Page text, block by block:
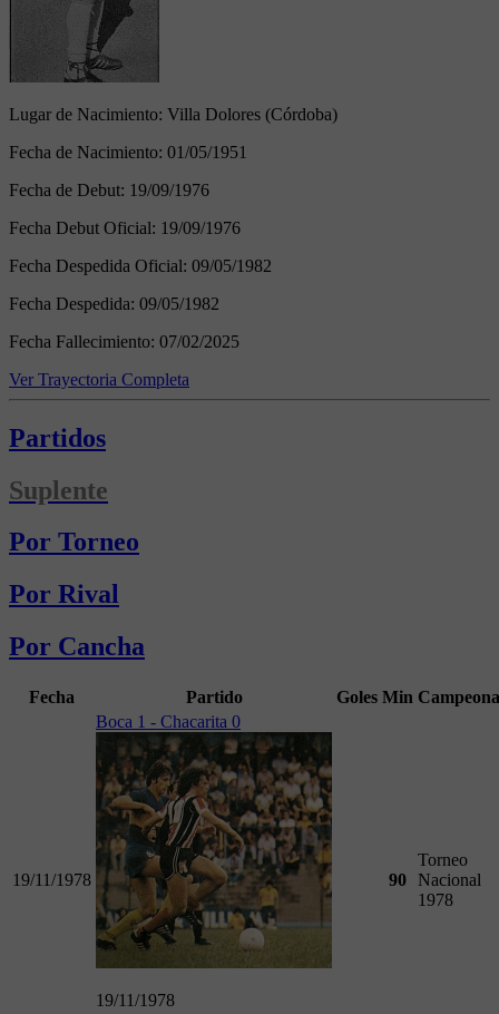
Lugar de Nacimiento: Villa Dolores (Córdoba)
Fecha de Nacimiento: 01/05/1951
Fecha de Debut: 19/09/1976
Fecha Debut Oficial: 19/09/1976
Fecha Despedida Oficial: 09/05/1982
Fecha Despedida: 09/05/1982
Fecha Fallecimiento: 07/02/2025
Ver Trayectoria Completa
Partidos
Suplente
Por Torneo
Por Rival
Por Cancha
Fecha Partido Goles Min
19/11/1978
Boca 1 - Chacarita 0
19/11/1978
90
Torneo
Nacional
1978